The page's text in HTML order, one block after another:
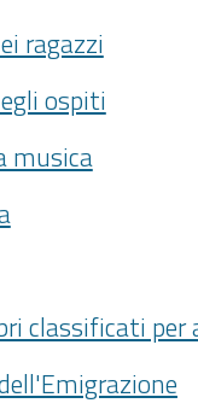
ragazzi
ospiti
musica
classificati per